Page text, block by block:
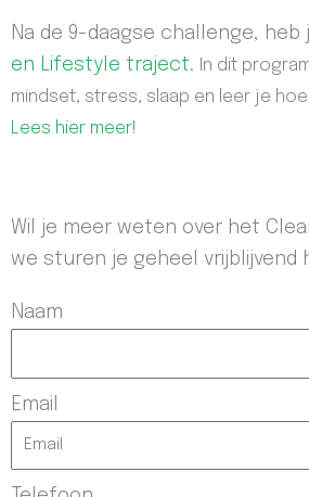
Na de 9-daagse challenge,
en Lifestyle traject. In dit
mindset, stress, slaap en leer je
Lees hier meer!
Wil je meer weten over het
we sturen je geheel vrijblijvend
Naam
Email